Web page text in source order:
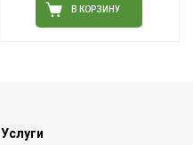
В КОРЗИНУ
Услуги